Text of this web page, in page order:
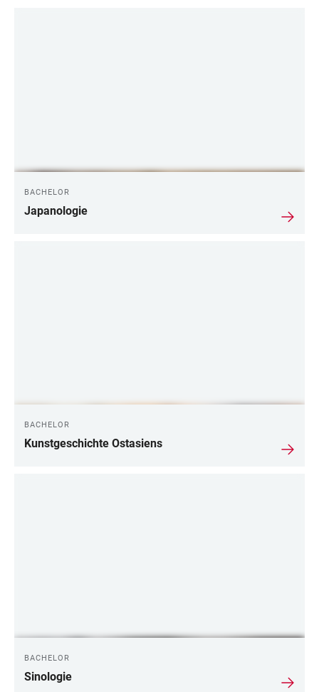
BACHELOR
Japanologie
BACHELOR
Kunstgeschichte Ostasiens
BACHELOR
Sinologie